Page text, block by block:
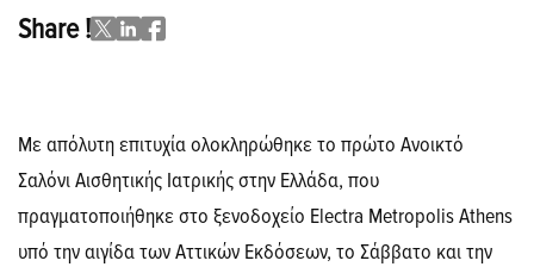
Με απόλυτη επιτυχία ολοκληρώθηκε το πρώτο Ανοικτό
Σαλόνι Αισθητικής Ιατρικής στην Ελλάδα, που
πραγματοποιήθηκε στο ξενοδοχείο Electra Metropolis Athens
υπό την αιγίδα των Αττικών Εκδόσεων, το Σάββατο και την
Share !